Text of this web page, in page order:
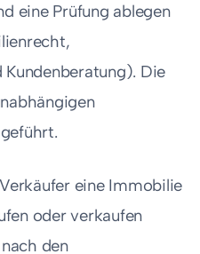
eine Prüfung ablegen
Die
eine Immobilie
oder verkaufen
den